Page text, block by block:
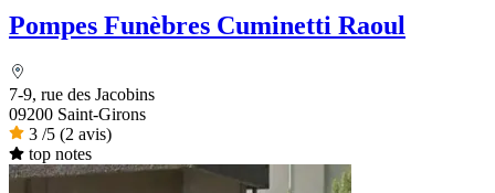
Pompes Funèbres Cuminetti Raoul
7-9, rue des Jacobins
09200 Saint-Girons
3 /5 (2 avis)
top notes